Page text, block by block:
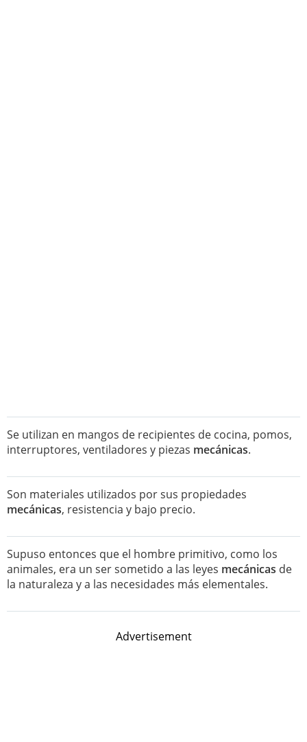
Se utilizan en mangos de recipientes de cocina, pomos,
interruptores, ventiladores y piezas mecánicas.
Son materiales utilizados por sus propiedades
mecánicas, resistencia y bajo precio.
Supuso entonces que el hombre primitivo, como los
animales, era un ser sometido a las leyes mecánicas de
la naturaleza y a las necesidades más elementales.
Advertisement